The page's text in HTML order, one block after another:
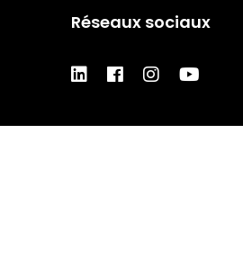
Réseaux sociaux